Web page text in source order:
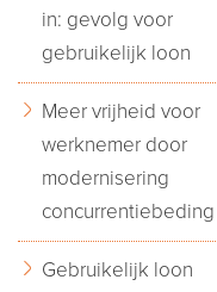
in: gevolg voor
gebruikelijk loon
Meer vrijheid voor
werknemer door
modernisering
concurrentiebeding
Gebruikelijk loon